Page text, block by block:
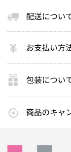
配送につい
お支払い方
包装につい
商品のキャ